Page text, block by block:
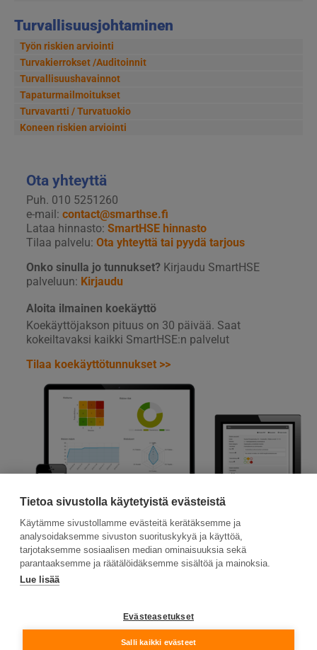
Tietoa sivustolla käytetyistä evästeistä
Käytämme sivustollamme evästeitä kerätäksemme ja
analysoidaksemme sivuston suorituskykyä ja käyttöä,
tarjotaksemme sosiaalisen median ominaisuuksia sekä
parantaaksemme ja räätälöidäksemme sisältöä ja mainoksia.
Lue lisää
Evästeasetukset
Salli kaikki evästeet
Turvallisuusjohtaminen
Työn riskien arviointi
Turvakierrokset /Auditoinnit
Turvallisuushavainnot
Tapaturmailmoitukset
Turvavartti / Turvatuokio
Koneen riskien arviointi
Ota yhteyttä
Puh. 010 5251260
e-mail: contact@smarthse.fi
Lataa hinnasto: SmartHSE hinnasto
Tilaa palvelu: Ota yhteyttä tai pyydä tarjous
Onko sinulla jo tunnukset? Kirjaudu SmartHSE
palveluun: Kirjaudu
Aloita ilmainen koekäyttö
Koekäyttöjakson pituus on 30 päivää. Saat
kokeiltavaksi kaikki SmartHSE:n palvelut
Tilaa koekäyttötunnukset >>
Tietosuojaseloste ja evästeiden käyttö